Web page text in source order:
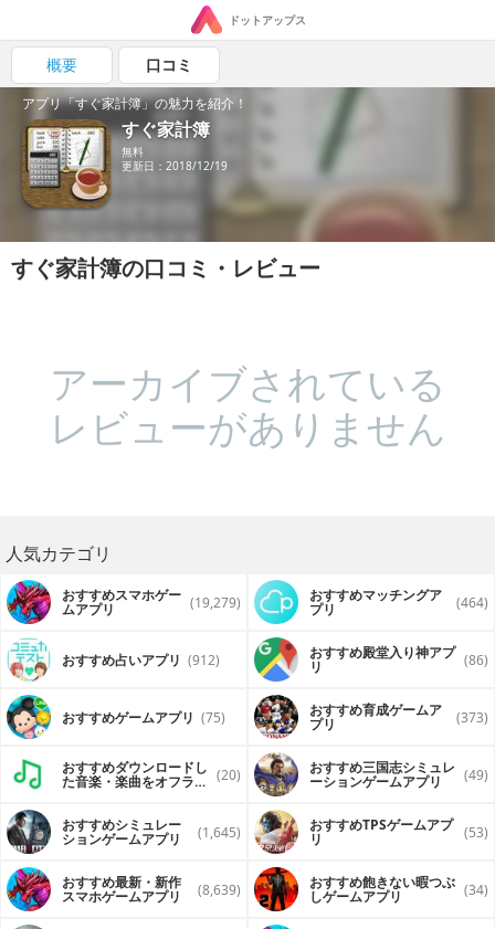
ドットアップス
概要 口コミ
アプリ「すぐ家計簿」の魅力を紹介！
すぐ家計簿
無料
更新日：2018/12/19
すぐ家計簿の口コミ・レビュー
アーカイブされている
レビューがありません
人気カテゴリ
おすすめスマホゲー
ムアプリ (19,279) おすすめマッチングア
プリ (464)
おすすめ占いアプリ (912) おすすめ殿堂入り神アプ
リ (86)
おすすめゲームアプリ (75) おすすめ育成ゲームア
プリ (373)
おすすめダウンロードし
た音楽・楽曲をオフライ (20) おすすめ三国志シミュレ
ーションゲームアプリ (49)
おすすめシミュレー
ションゲームアプリ (1,645) おすすめTPSゲームアプ
リ (53)
おすすめ最新・新作
スマホゲームアプリ (8,639) おすすめ飽きない暇つぶ
しゲームアプリ (34)